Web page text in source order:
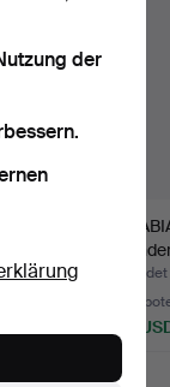
IB
und
11
147
der